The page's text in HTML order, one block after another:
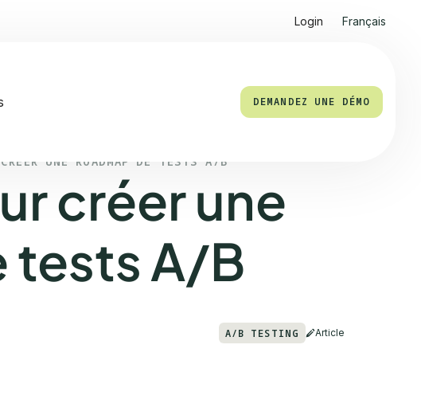
Login Français
DEMANDEZ UNE DÉMO
UNE ROADMAP DE TESTS A/B
créer une
tests A/B
A/B TESTING Article